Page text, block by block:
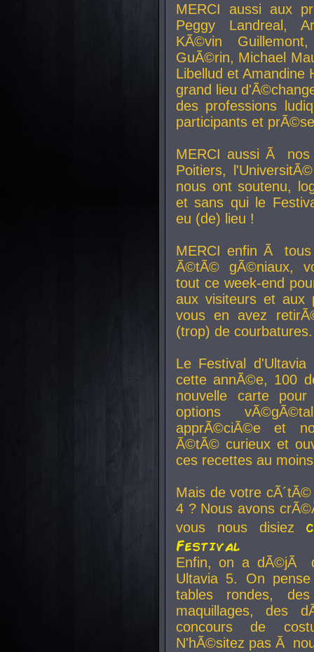
MERCI aussi aux
Peggy Landreal,
KÃ©vin
GuÃ©rin, Michael
Libellud et Amandine
grand lieu
des professions
participants et
MERCI aussi Ã nos
Poitiers,
nous ont soutenu,
et sans qui le
eu (de) lieu !
MERCI enfin Ã
Ã©tÃ© gÃ©niaux,
tout ce week-end
aux visiteurs et aux
vous en avez
(trop) de courbatures.
Le Festival
cette annÃ©e, 100
nouvelle carte
options
apprÃ©ciÃ©e et
Ã©tÃ© curieux et
ces recettes au
Mais de votre
4 ? Nous avons
vous nous disiez
Festival
Enfin, on a dÃ©jÃ
Ultavia 5. On
tables rondes,
maquillages, des
concours de
N'hÃ©sitez pas Ã